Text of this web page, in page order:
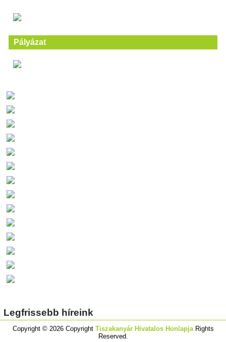
Pályázat
Legfrissebb híreink
Copyright © 2026 Copyright Tiszakanyár Hivatalos HonlapjaRights
Reserved.